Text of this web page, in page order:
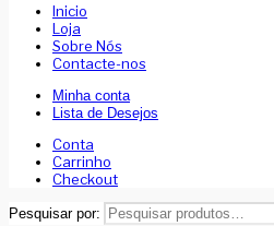
Inicio
Loja
Sobre Nós
Contacte-nos
Minha conta
Lista de Desejos
Conta
Carrinho
Checkout
Pesquisar por: